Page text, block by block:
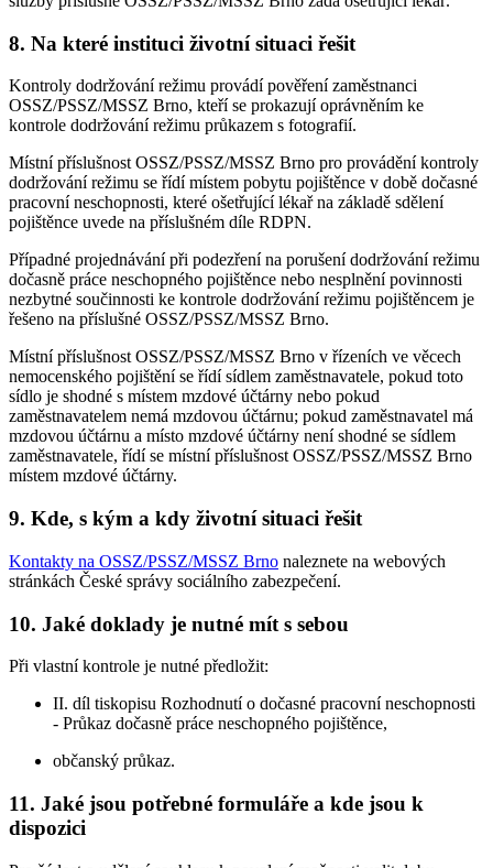
8. Na které instituci životní situaci řešit
Kontroly dodržování režimu provádí pověření zaměstnanci
OSSZ/PSSZ/MSSZ Brno, kteří se prokazují oprávněním ke
kontrole dodržování režimu průkazem s fotografií.
Místní příslušnost OSSZ/PSSZ/MSSZ Brno pro provádění kontroly
dodržování režimu se řídí místem pobytu pojištěnce v době dočasné
pracovní neschopnosti, které ošetřující lékař na základě sdělení
pojištěnce uvede na příslušném díle RDPN.
Případné projednávání při podezření na porušení dodržování režimu
dočasně práce neschopného pojištěnce nebo nesplnění povinnosti
nezbytné součinnosti ke kontrole dodržování režimu pojištěncem je
řešeno na příslušné OSSZ/PSSZ/MSSZ Brno.
Místní příslušnost OSSZ/PSSZ/MSSZ Brno v řízeních ve věcech
nemocenského pojištění se řídí sídlem zaměstnavatele, pokud toto
sídlo je shodné s místem mzdové účtárny nebo pokud
zaměstnavatelem nemá mzdovou účtárnu; pokud zaměstnavatel má
mzdovou účtárnu a místo mzdové účtárny není shodné se sídlem
zaměstnavatele, řídí se místní příslušnost OSSZ/PSSZ/MSSZ Brno
místem mzdové účtárny.
9. Kde, s kým a kdy životní situaci řešit
Kontakty na OSSZ/PSSZ/MSSZ Brno naleznete na webových
stránkách České správy sociálního zabezpečení.
10. Jaké doklady je nutné mít s sebou
Při vlastní kontrole je nutné předložit:
II. díl tiskopisu Rozhodnutí o dočasné pracovní neschopnosti
- Průkaz dočasně práce neschopného pojištěnce,
občanský průkaz.
11. Jaké jsou potřebné formuláře a kde jsou k
dispozici